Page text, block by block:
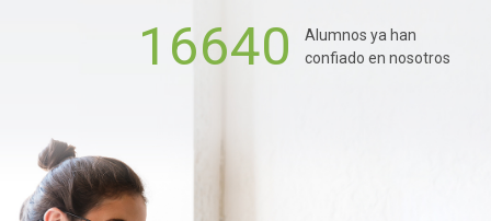
16640
Alumnos ya han
confiado en nosotros